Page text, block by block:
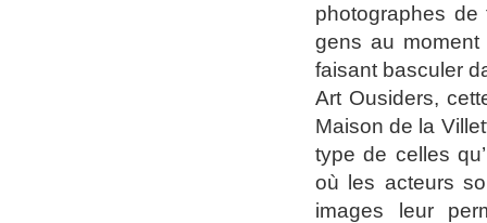
photographes
gens au
faisant basculer
Art Ousiders,
Maison de la
type de celles
où les acteurs
images leur